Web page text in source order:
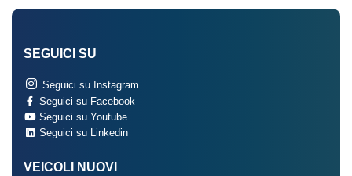
SEGUICI SU
Seguici su Instagram
Seguici su Facebook
Seguici su Youtube
Seguici su Linkedin
VEICOLI NUOVI